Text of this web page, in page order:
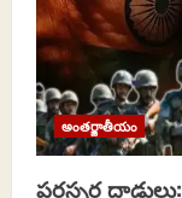
అంతర్జాతీయం
పరస్పర